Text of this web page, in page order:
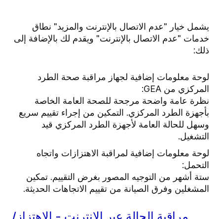
يشمل خيار "عدم الاتصال بالإنترنت والمزيد" نطاق
خدمات "عدم الاتصال بالإنترنت" ويقدم لك بالإضافة إلى
ذلك:
لوحة معلومات إضافية لجهاز مراقبة صحة الطرد
المركزي من GEA:
نظرة عامة واضحة مرجحة للصحة العامة الخاصة
بأجهزة الطرد المركزي. التمكين من إجراء تقييم سريع
وسهل للحالة العامة لأجهزة الطرد المركزي قيد
التشغيل.
لوحة معلومات إضافية لمراقبة الاهتزازات واتجاه
التحمل:
ستة أشهر من التوجيه المصور بغرض التقييم. تمكين
المشغلين وفرق الصيانة من تقييم الاتجاهات الحديثة.